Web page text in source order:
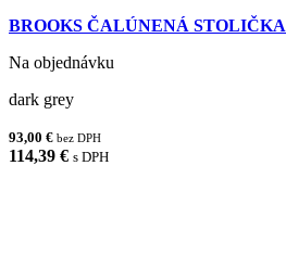
BROOKS ČALÚNENÁ STOLIČKA
Na objednávku
dark grey
93,00 € bez DPH
114,39 € s DPH